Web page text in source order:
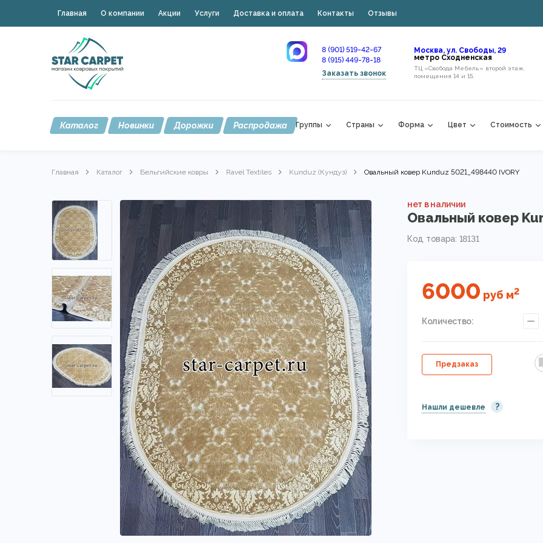
Главная О компании Акции Услуги Доставка и оплата Контакты Отзывы
8 (901) 519-42-67
8 (915) 449-78-18
Заказать звонок
Москва, ул. Свободы, 29
метро Сходненская
ТЦ «Свобода Мебель» второй этаж,
помещения 14 и 15,
Каталог Новинки Дорожки Распродажа Группы Страны Форма Цвет Стоимость
Главная Каталог Бельгийские ковры Ravel Textiles Kunduz (Кундуз) Овальный ковер Kunduz 5021_498440 IVORY
нет в наличии
Овальный ковер
Код товара: 18131
6000 руб м2
Количество:
Предзаказ
Нашли дешевле ?